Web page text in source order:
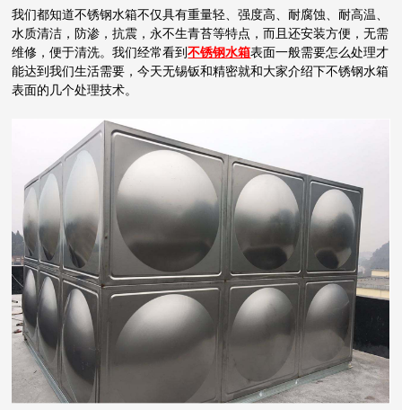
我们都知道不锈钢水箱不仅具有重量轻、强度高、耐腐蚀、耐高温、
水质清洁，防渗，抗震，永不生青苔等特点，而且还安装方便，无需
维修，便于清洗。我们经常看到不锈钢水箱表面一般需要怎么处理才
能达到我们生活需要，今天无锡钣和精密就和大家介绍下不锈钢水箱
表面的几个处理技术。